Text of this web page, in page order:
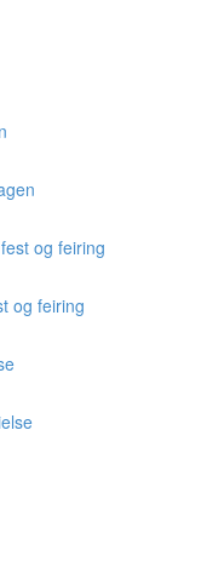
og feiring
og feiring